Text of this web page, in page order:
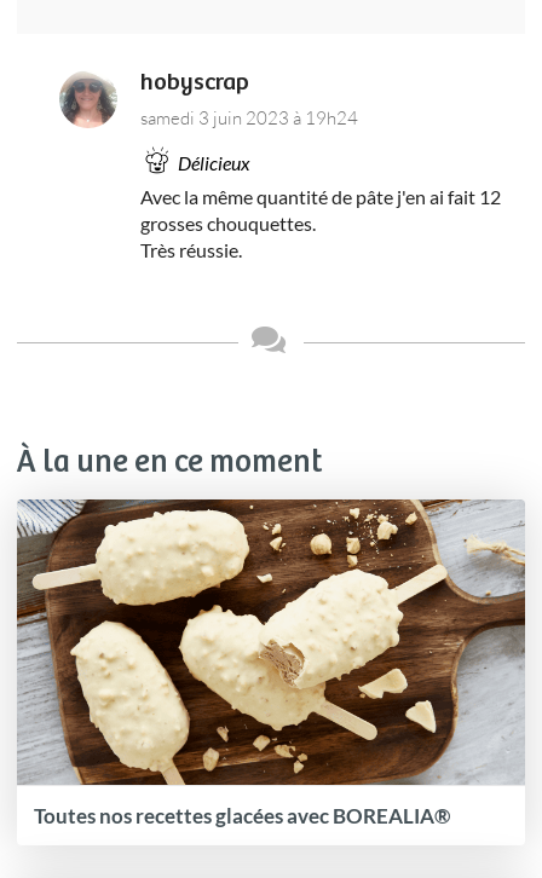
hobyscrap
samedi 3 juin 2023 à 19h24
Délicieux
Avec la même quantité de pâte j'en ai fait 12
grosses chouquettes.
Très réussie.
À la une en ce moment
Toutes nos recettes glacées avec BOREALIA®